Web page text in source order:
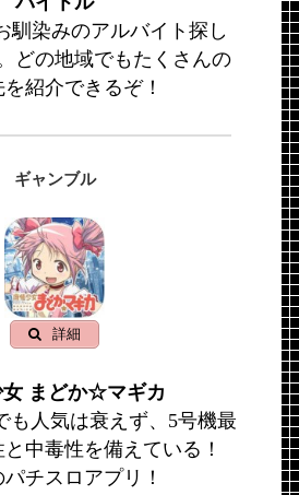
馴染みのアルバイト探し
どの地域でもたくさんの
紹介できるぞ！
ギャンブル
詳細
女 まどか☆マギカ
も人気は衰えず、5号機最
中毒性を備えている！
チスロアプリ！